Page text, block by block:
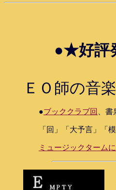
●★好評
ＥＯ師の音
●ブッククラブ回 、書
「回」「大予言」「模
ミュージックターム